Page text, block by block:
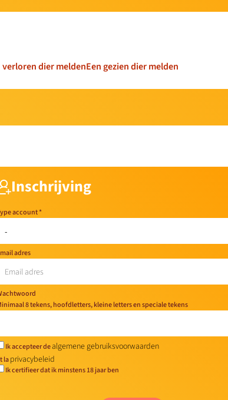
verloren dier meldenEen gezien dier melden
Inschrijving
account*
adres
8 tekens, hoofdletters, kleine letters en speciale tekens
Ik accepteer dealgemene gebruiksvoorwaarden
laprivacybeleid
Ik certifieer dat ik minstens 18 jaar ben